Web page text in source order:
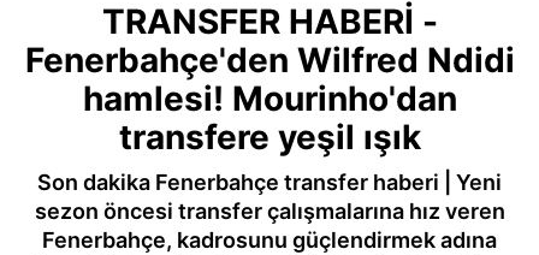
TRANSFER HABERİ -
Fenerbahçe'den Wilfred Ndidi
hamlesi! Mourinho'dan
transfere yeşil ışık
Son dakika Fenerbahçe transfer haberi | Yeni
sezon öncesi transfer çalışmalarına hız veren
Fenerbahçe, kadrosunu güçlendirmek adına